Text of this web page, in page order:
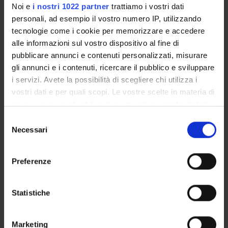
Noi e i nostri 1022 partner trattiamo i vostri dati
personali, ad esempio il vostro numero IP, utilizzando
tecnologie come i cookie per memorizzare e accedere
alle informazioni sul vostro dispositivo al fine di
pubblicare annunci e contenuti personalizzati, misurare
gli annunci e i contenuti, ricercare il pubblico e sviluppare
i servizi. Avete la possibilità di scegliere chi utilizza i
vostri dati e per quali scopi. Le vostre scelte in materia di
privacy sono applicabili solo su questa proprietà digitale
modificare o revocare il proprio consenso in qualsiasi
momento dalla Dichiarazione sui cookie o facendo clic
raccogliere informazioni sulla tua posizione
geografica, con un'approssimazione di qualche
delNecessari
Preferenze
Statistiche
Marketing
SEZIONI
Chimica Biologica
PUBBLICAZIONI
TITOLO
PLP-Dependent Enzymes
Gly161 mutations associated with Primary Hyperoxaluria